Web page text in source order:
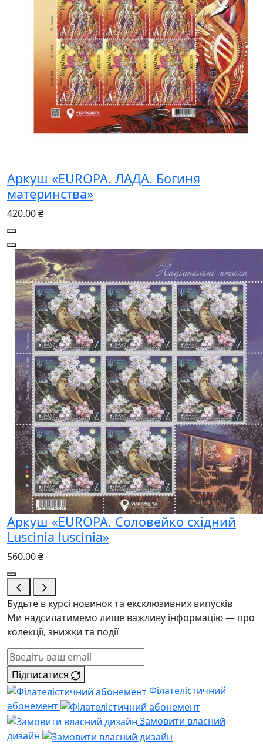
Аркуш «EUROPA. ЛАДА. Богиня
материнства»
420.00 ₴
Аркуш «EUROPA. Соловейко східний
Luscinia luscinia»
560.00 ₴
Будьте в курсі новинок та ексклюзивних випусків
Ми надсилатимемо лише важливу інформацію — про
колекції, знижки та події
Підписатися
Філателістичний
абонемент
Замовити власний
дизайн